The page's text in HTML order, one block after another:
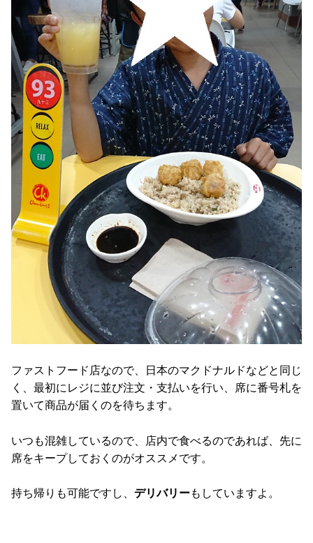
ファストフード店なので、日本のマクドナルドなどと同じ
く、最初にレジに並び注文・支払いを行い、席に番号札を
置いて商品が届くのを待ちます。
いつも混雑しているので、店内で食べるのであれば、先に
席をキープしておくのがオススメです。
持ち帰りも可能ですし、 デリバリーもしていますよ。